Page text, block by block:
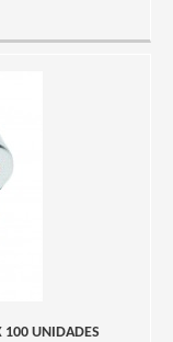
100 UNIDADES